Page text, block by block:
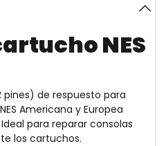
NES
de respuesto para
Americana y Europea
para reparar consolas
los cartuchos.